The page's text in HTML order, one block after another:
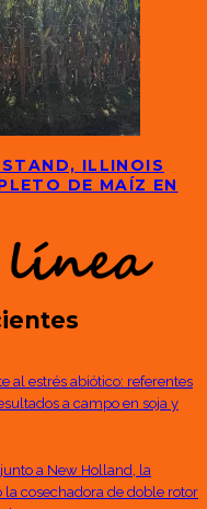
ILLINOIS
DE MAÍZ EN
al estrés abiótico: referentes
a campo en soja y
a New Holland, la
cosechadora de doble rotor